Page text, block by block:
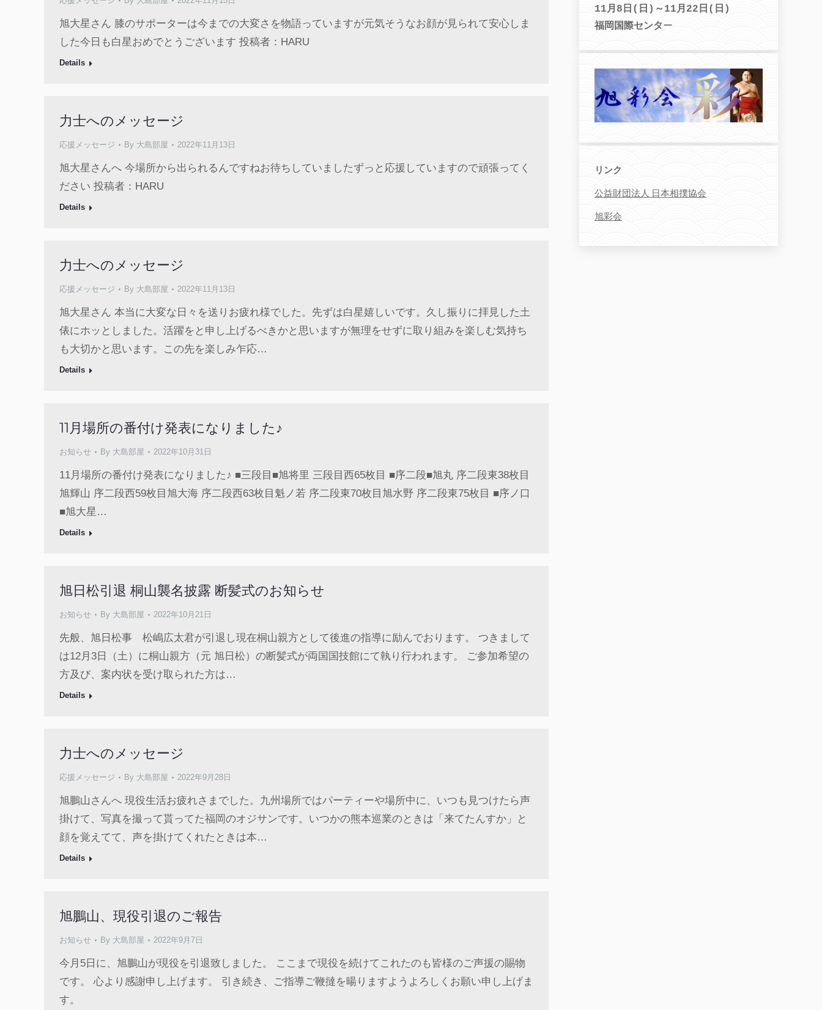
旭大星さん 膝のサポーターは今までの大変さを物語っていますが元気そうなお顔が見られて安心しま
した今日も白星おめでとうございます 投稿者：HARU
Details
力士へのメッセージ
応援メッセージ By 大島部屋 2022年11月13日
旭大星さんへ 今場所から出られるんですねお待ちしていましたずっと応援していますので頑張ってく
ださい 投稿者：HARU
Details
力士へのメッセージ
応援メッセージ By 大島部屋 2022年11月13日
旭大星さん 本当に大変な日々を送りお疲れ様でした。先ずは白星嬉しいです。久し振りに拝見した土
俵にホッとしました。活躍をと申し上げるべきかと思いますが無理をせずに取り組みを楽しむ気持ち
も大切かと思います。この先を楽しみ乍応…
Details
11月場所の番付け発表になりました♪
お知らせ By 大島部屋 2022年10月31日
11月場所の番付け発表になりました♪ ■三段目■旭将里 三段目西65枚目 ■序二段■旭丸 序二段東38枚目
旭輝山 序二段西59枚目旭大海 序二段西63枚目魁ノ若 序二段東70枚目旭水野 序二段東75枚目 ■序ノ口
■旭大星…
Details
旭日松引退 桐山襲名披露 断髪式のお知らせ
お知らせ By 大島部屋 2022年10月21日
先般、旭日松事 松嶋広太君が引退し現在桐山親方として後進の指導に励んでおります。 つきまして
は12月3日（土）に桐山親方（元 旭日松）の断髪式が両国国技館にて執り行われます。 ご参加希望の
方及び、案内状を受け取られた方は…
Details
力士へのメッセージ
応援メッセージ By 大島部屋 2022年9月28日
旭鵬山さんへ 現役生活お疲れさまでした。九州場所ではパーティーや場所中に、いつも見つけたら声
掛けて、写真を撮って貰ってた福岡のオジサンです。いつかの熊本巡業のときは「来てたんすか」と
顔を覚えてて、声を掛けてくれたときは本…
Details
旭鵬山、現役引退のご報告
お知らせ By 大島部屋 2022年9月7日
今月5日に、旭鵬山が現役を引退致しました。 ここまで現役を続けてこれたのも皆様のご声援の賜物
です。 心より感謝申し上げます。 引き続き、ご指導ご鞭撻を暘りますようよろしくお願い申し上げま
す。
11月8日(日)～11月22日(日)
福岡国際センター
リンク
公益財団法人 日本相撲協会
旭彩会